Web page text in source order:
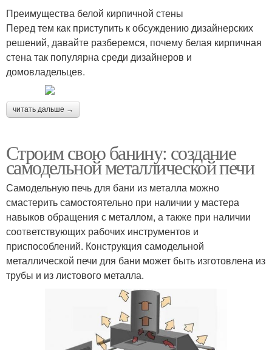
Преимущества белой кирпичной стены
Перед тем как приступить к обсуждению дизайнерских
решений, давайте разберемся, почему белая кирпичная
стена так популярна среди дизайнеров и
домовладельцев.
читать дальше →
Строим свою банину: создание
самодельной металлической печи
Самодельную печь для бани из металла можно
смастерить самостоятельно при наличии у мастера
навыков обращения с металлом, а также при наличии
соответствующих рабочих инструментов и
приспособлений. Конструкция самодельной
металлической печи для бани может быть изготовлена из
трубы и из листового металла.